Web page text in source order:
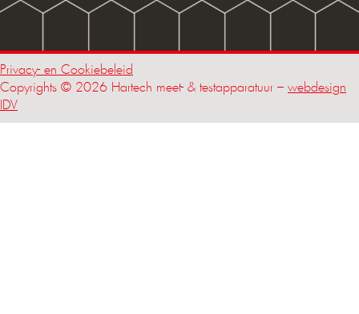
Privacy- en Cookiebeleid
Copyrights © 2026 Hartech meet- & testapparatuur – webdesign
IDV